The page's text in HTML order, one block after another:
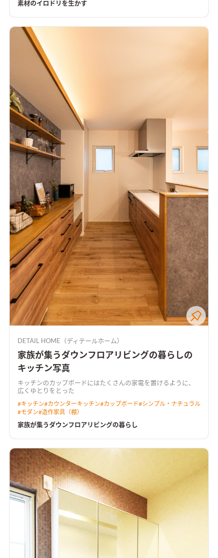
素材のイロドリを生かす
DETAIL HOME（ディテールホーム）
家族が集うダウンフロアリビングの暮らしの
キッチン写真
キッチンのカップボードにはたくさんの家電を置けるように、
広くゆとりをとった
#キッチン#カウンターキッチン#カップボード#シンプル・ナチュラル
#モダン#造作家具（棚）
家族が集うダウンフロアリビングの暮らし